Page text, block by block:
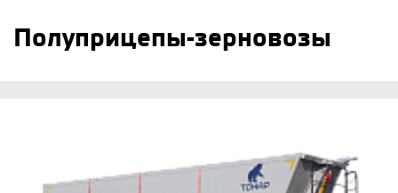
Полуприцепы-зерновозы